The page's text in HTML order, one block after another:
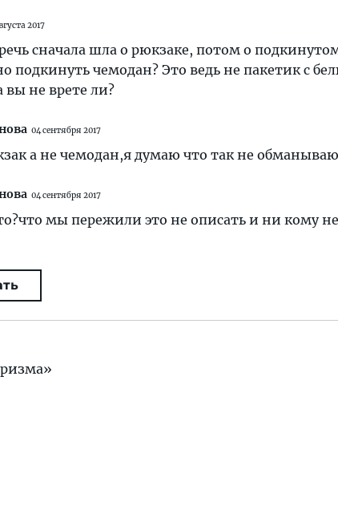
2017
сначала шла о рюкзаке, потом о
подкинуть чемодан? Это ведь не пакетик с
не врете ли?
04 сентября 2017
а не чемодан,я думаю что так не
04 сентября 2017
мы пережили это не описать и ни кому не